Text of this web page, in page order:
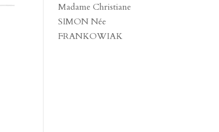
Madame Christiane
SIMON Née
FRANKOWIAK